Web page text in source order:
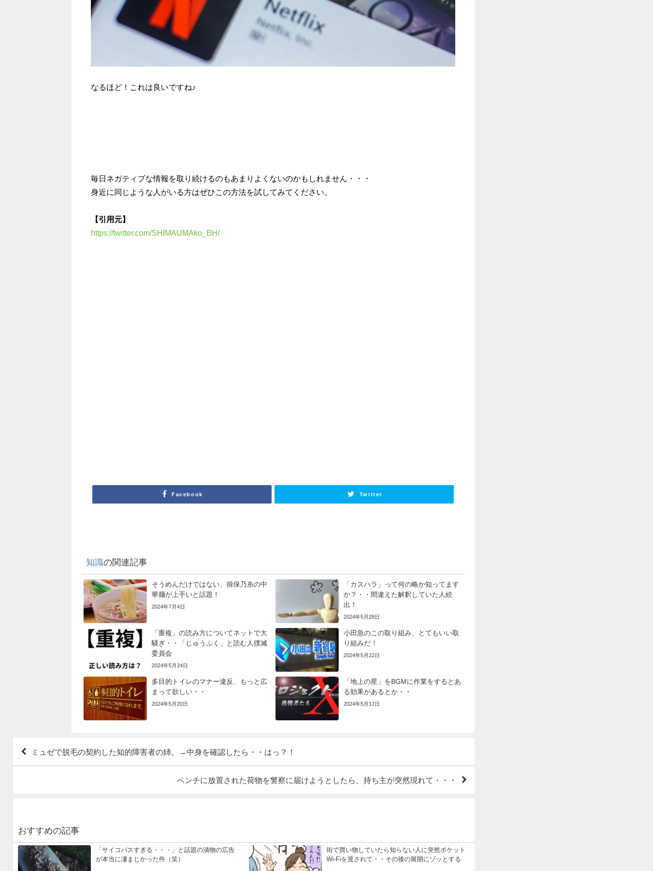
なるほど！これは良いですね♪
毎日ネガティブな情報を取り続けるのもあまりよくないのかもしれません・・・
身近に同じような人がいる方はぜひこの方法を試してみてください。
【引用元】
https://twitter.com/SHIMAUMAko_BH/
Facebook Twitter
知識の関連記事
そうめんだけではない、揖保乃糸の中
華麺が上手いと話題！
2024年7月4日
「カスハラ」って何の略か知ってます
か？・・間違えた解釈していた人続
出！
2024年5月28日
「重複」の読み方についてネットで大
騒ぎ・・「じゅうふく」と読む人撲滅
委員会
2024年5月24日
小田急のこの取り組み、とてもいい取
り組みだ！
2024年5月22日
多目的トイレのマナー違反、もっと広
まって欲しい・・
2024年5月20日
「地上の星」をBGMに作業をするとあ
る効果があるとか・・
2024年5月17日
ミュゼで脱毛の契約した知的障害者の姉。→中身を確認したら・・はっ？！
ベンチに放置された荷物を警察に届けようとしたら、持ち主が突然現れて・・・
おすすめの記事
「サイコパスすぎる・・・」と話題の漬物の広告
が本当に凄まじかった件（笑）
街で買い物していたら知らない人に突然ポケット
Wi-Fiを渡されて・・その後の展開にゾッとする